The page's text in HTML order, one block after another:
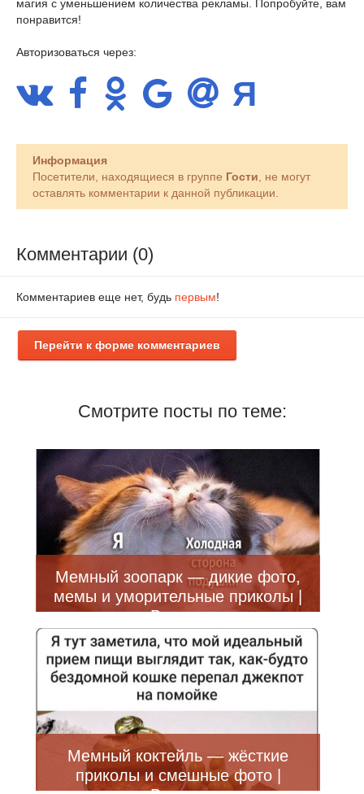
магия с уменьшением количества рекламы. Попробуйте, вам
понравится!
Авторизоваться через:
Информация
Посетители, находящиеся в группе Гости , не могут
оставлять комментарии к данной публикации.
Комментарии (0)
Комментариев еще нет, будь первым!
Перейти к форме комментариев
Смотрите посты по теме:
Мемный зоопарк — дикие фото,
мемы и уморительные приколы |
Bugaga
Мемный коктейль — жёсткие
приколы и смешные фото |